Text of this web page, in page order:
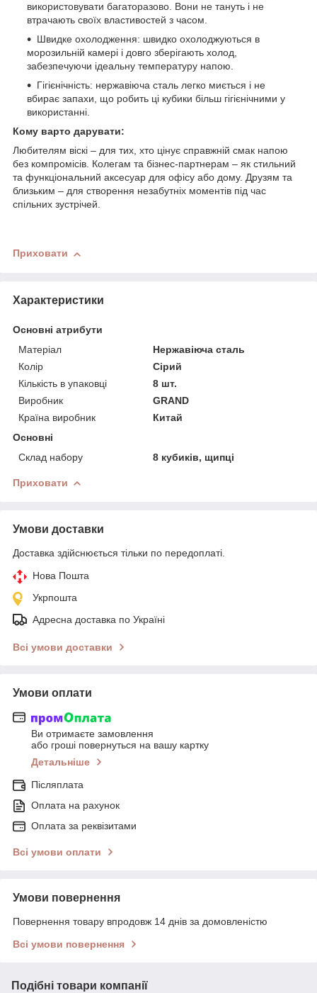
використовувати багаторазово. Вони не тануть і не
втрачають своїх властивостей з часом.
Швидке охолодження: швидко охолоджуються в
морозильній камері і довго зберігають холод,
забезпечуючи ідеальну температуру напою.
Гігієнічність: нержавіюча сталь легко миється і не
вбирає запахи, що робить ці кубики більш гігієнічними у
використанні.
Кому варто дарувати:
Любителям віскі – для тих, хто цінує справжній смак напою
без компромісів. Колегам та бізнес-партнерам – як стильний
та функціональний аксесуар для офісу або дому. Друзям та
близьким – для створення незабутніх моментів під час
спільних зустрічей.
Приховати
Характеристики
Основні атрибути
Матеріал
Нержавіюча сталь
Колір
Сірий
Кількість в упаковці
8 шт.
Виробник
GRAND
Країна виробник
Китай
Основні
Склад набору
8 кубиків, щипці
Приховати
Умови доставки
Доставка здійснюється тільки по передоплаті.
Нова Пошта
Укрпошта
Адресна доставка по Україні
Всі умови доставки
Умови оплати
Ви отримаєте замовлення
або гроші повернуться на вашу картку
Детальніше
Післяплата
Оплата на рахунок
Оплата за реквізитами
Всі умови оплати
Умови повернення
Повернення товару впродовж 14 днів за домовленістю
Всі умови повернення
Подібні товари компанії